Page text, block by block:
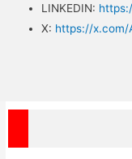
LINKEDIN:
X: https://x.com/